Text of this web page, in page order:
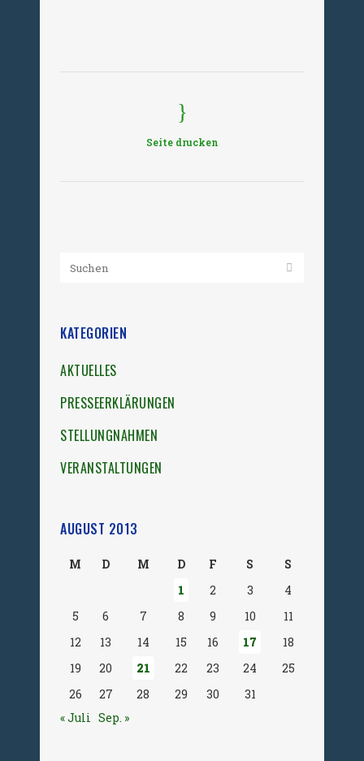
Seite drucken
KATEGORIEN
AKTUELLES
PRESSEERKLÄRUNGEN
STELLUNGNAHMEN
VERANSTALTUNGEN
AUGUST 2013
M D M D F S
S
1
2 3
4
5
6 7 8 9 10
11
12
13 14 15 16 17
18
19
20 21 22 23 24
25
26
27 28 29 30
31
« Juli Sep. »